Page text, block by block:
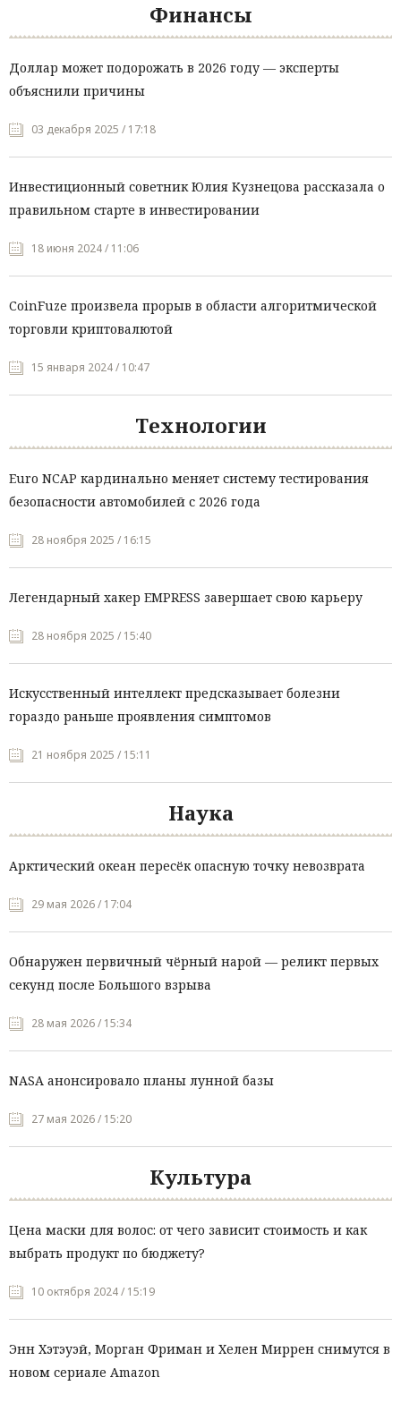
Финансы
Доллар может подорожать в 2026 году — эксперты
объяснили причины
03 декабря 2025 / 17:18
Инвестиционный советник Юлия Кузнецова рассказала о
правильном старте в инвестировании
18 июня 2024 / 11:06
CoinFuze произвела прорыв в области алгоритмической
торговли криптовалютой
15 января 2024 / 10:47
Технологии
Euro NCAP кардинально меняет систему тестирования
безопасности автомобилей с 2026 года
28 ноября 2025 / 16:15
Легендарный хакер EMPRESS завершает свою карьеру
28 ноября 2025 / 15:40
Искусственный интеллект предсказывает болезни
гораздо раньше проявления симптомов
21 ноября 2025 / 15:11
Наука
Арктический океан пересёк опасную точку невозврата
29 мая 2026 / 17:04
Обнаружен первичный чёрный нарой — реликт первых
секунд после Большого взрыва
28 мая 2026 / 15:34
NASA анонсировало планы лунной базы
27 мая 2026 / 15:20
Культура
Цена маски для волос: от чего зависит стоимость и как
выбрать продукт по бюджету?
10 октября 2024 / 15:19
Энн Хэтэуэй, Морган Фриман и Хелен Миррен снимутся в
новом сериале Amazon